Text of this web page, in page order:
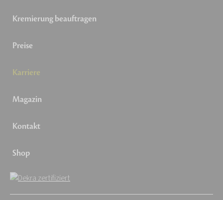
Kremierung beauftragen
Preise
Karriere
Magazin
Kontakt
Shop